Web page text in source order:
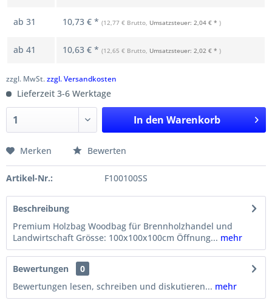
ab 31 10,73 € * (12,77 € Brutto, Umsatzsteuer: 2,04 € * )
ab 41 10,63 € * (12,65 € Brutto, Umsatzsteuer: 2,02 € * )
zzgl. MwSt.zzgl. Versandkosten
Lieferzeit 3-6 Werktage
In den Warenkorb
Merken Bewerten
Artikel-Nr.: F100100SS
Beschreibung
Premium Holzbag Woodbag für Brennholzhandel und
Landwirtschaft Grösse: 100x100x100cm Öffnung... mehr
Bewertungen
0
Bewertungen lesen, schreiben und diskutieren... mehr